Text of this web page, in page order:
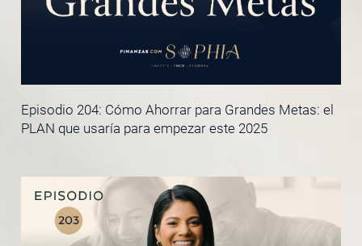
Episodio 204: Cómo Ahorrar para Grandes Metas: el
PLAN que usaría para empezar este 2025